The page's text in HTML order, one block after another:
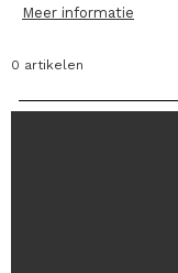
Meer informatie
0 artikelen